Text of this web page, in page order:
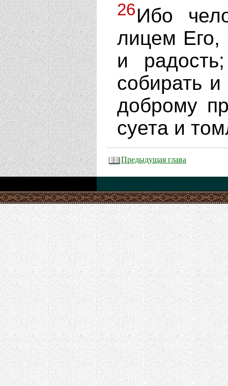
26Ибо
лицем Его,
и
собирать
доброму
суета и
Предыдущая глава